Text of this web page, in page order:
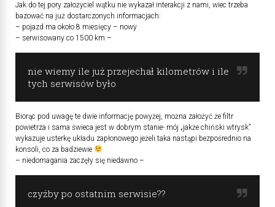
Jak do tej pory założyciel wątku nie wykazał interakcji z nami, wiec trzeba
bazować na już dostarczonych informacjach:
– pojazd ma około 8 miesięcy – nowy
– serwisowany co 1500 km –
nie wiemy ile już przejechał kilometrów i ile
tych serwisów było
Biorąc pod uwagę te dwie informację powyżej, można założyć że filtr
powietrza i sama świeca jest w dobrym stanie- mój „jakże chiński wtrysk”
wykazuje usterkę układu zapłonowego jeżeli taka nastąpi bezpośrednio na
konsoli, co za badziewie
– niedomagania zaczęły się niedawno –
czyżby po ostatnim serwisie??